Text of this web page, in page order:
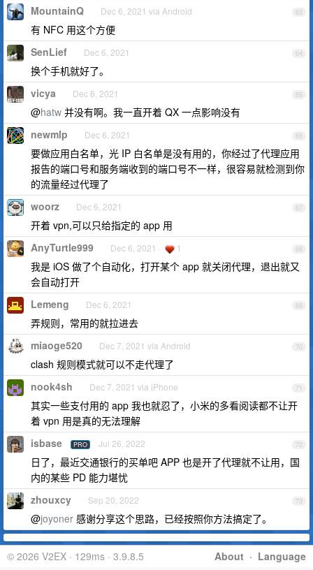
63
MountainQ Dec 6, 2021 via Android
有 NFC 用这个方便
64
SenLief Dec 6, 2021
换个手机就好了。
65
vicya Dec 6, 2021
@hatw 并没有啊。我一直开着 QX 一点影响没有
66
newmlp Dec 6, 2021
要做应用白名单，光 IP 白名单是没有用的，你经过了代理应用
报告的端口号和服务端收到的端口号不一样，很容易就检测到你
的流量经过代理了
67
woorz Dec 6, 2021
开着 vpn,可以只给指定的 app 用
68
AnyTurtle999 Dec 6, 2021 1
我是 iOS 做了个自动化，打开某个 app 就关闭代理，退出就又
会自动打开
69
Lemeng Dec 6, 2021
弄规则，常用的就拉进去
70
miaoge520 Dec 7, 2021 via Android
clash 规则模式就可以不走代理了
71
nook4sh Dec 7, 2021 via iPhone
其实一些支付用的 app 我也就忍了，小米的多看阅读都不让开
着 vpn 用是真的无法理解
72
isbase PRO Jul 26, 2022
日了，最近交通银行的买单吧 APP 也是开了代理就不让用，国
内的某些 PD 能力堪忧
73
zhouxcy Sep 20, 2022
@joyoner 感谢分享这个思路，已经按照你方法搞定了。
About · Language
© 2026 V2EX · 129ms · 3.9.8.5